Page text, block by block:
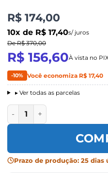
R$ 174,00
10x de R$ 17,40s/ juros
De R$ 370,00
R$ 156,60À vista no
-10% Você economiza R$ 17,40
▸ Ver todas as parcelas
Planta Colocasia Taro
Prazo de produção: 25 dias